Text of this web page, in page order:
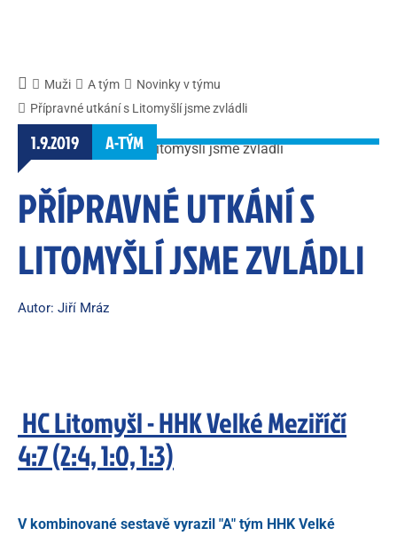
Muži A tým
Novinky v týmu
Přípravné utkání s Litomyšlí jsme zvládli
1.9.2019 A-TÝM
PŘÍPRAVNÉ UTKÁNÍ S
LITOMYŠLÍ JSME ZVLÁDLI
Autor: Jiří Mráz
HC Litomyšl - HHK Velké Meziříčí
4:7 (2:4, 1:0, 1:3)
V kombinované sestavě vyrazil "A" tým HHK Velké